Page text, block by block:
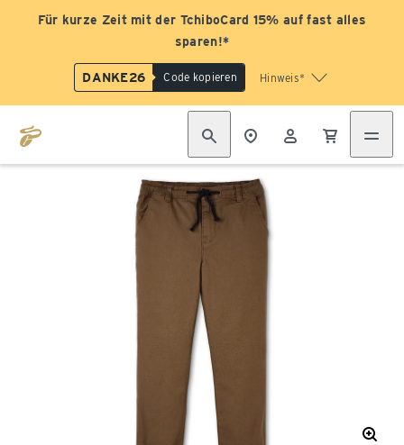
Für kurze Zeit mit der TchiboCard 15% auf fast alles
sparen!*
DANKE26 Code kopieren Hinweis*